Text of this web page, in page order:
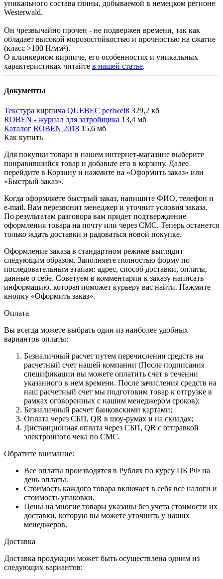
уникального состава глины, добываемой в немецком регионе
Westerwald.
Он чрезвычайно прочен - не подвержен времени, так как
обладает высокой морозостойкостью и прочностью на сжатие
(класс >100 Н/мм²).
О клинкерном кирпиче, его особенностях и уникальных
характеристиках читайте в нашей статье.
Документы
Текстура кирпича QUEBEC perlweiß 329,2 кб
ROBEN - журнал для затройщика 13,4 мб
Каталог ROBEN 2018 15,6 мб
Как купить
Для покупки товара в нашем интернет-магазине выберите
понравившийся товар и добавьте его в корзину. Далее
перейдите в Корзину и нажмите на «Оформить заказ» или
«Быстрый заказ».
Когда оформляете быстрый заказ, напишите ФИО, телефон и
e-mail. Вам перезвонит менеджер и уточнит условия заказа.
По результатам разговора вам придет подтверждение
оформления товара на почту или через СМС. Теперь останется
только ждать доставки и радоваться новой покупке.
Оформление заказа в стандартном режиме выглядит
следующим образом. Заполняете полностью форму по
последовательным этапам: адрес, способ доставки, оплаты,
данные о себе. Советуем в комментарии к заказу написать
информацию, которая поможет курьеру вас найти. Нажмите
кнопку «Оформить заказ».
Оплата
Вы всегда можете выбрать один из наиболее удобных
вариантов оплаты:
Безналичный расчет путем перечисления средств на
расчетный счет нашей компании (После подписания
спецификации вы можете оплатить счет в течении
указанного в нем времени. После зачисления средств на
наш расчетный счет мы подготовим товар к отгрузке в
рамках оговоренных с нашим менеджером сроков);
Безналичный расчет банковскими картами;
Оплата через СБП, QR в шоу-румах и на складах;
Дистанционная оплата через СБП, QR с отправкой
электронного чека по СМС.
Обратите внимание:
Все оплаты производятся в Рублях по курсу ЦБ РФ на
день оплаты.
Стоимость каждого товара включает в себя все налоги и
стоимость упаковки.
Цены на многие товары указаны без учета стоимости их
доставки, которую вы можете уточнить у наших
менеджеров.
Доставка
Доставка продукции может быть осуществлена одним из
следующих вариантов: